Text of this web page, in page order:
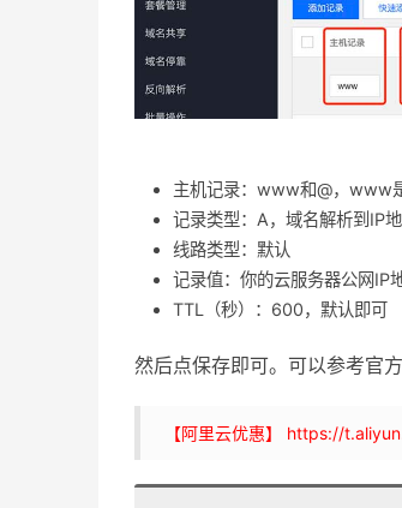
主机记录：www和@，
记录类型：A，域名解析到IP
线路类型：默认
记录值：你的云服务器公网IP
TTL（秒）：600，默认即可
然后点保存即可。可以参考官方
【阿里云优惠】 https://